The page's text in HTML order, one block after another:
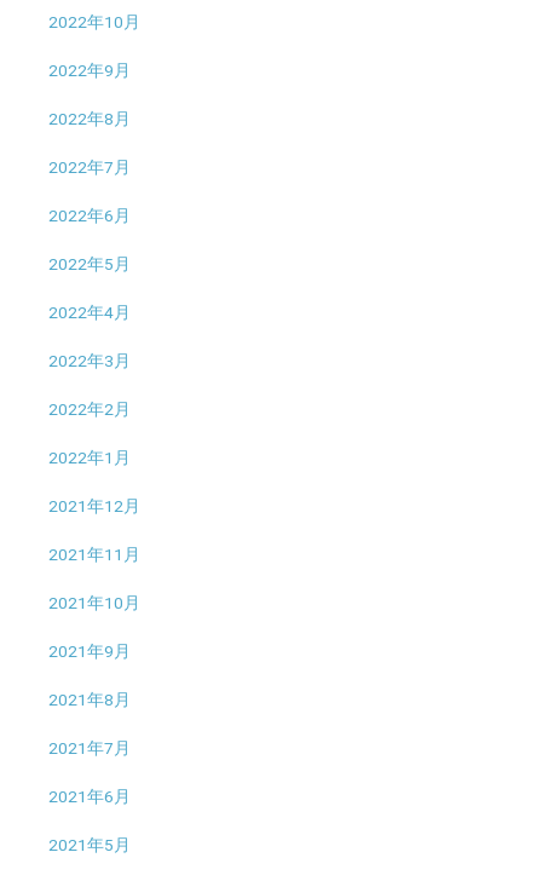
2022年10月
2022年9月
2022年8月
2022年7月
2022年6月
2022年5月
2022年4月
2022年3月
2022年2月
2022年1月
2021年12月
2021年11月
2021年10月
2021年9月
2021年8月
2021年7月
2021年6月
2021年5月